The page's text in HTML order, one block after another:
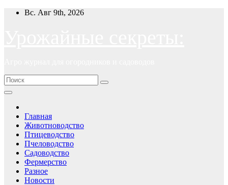
ПерейтиВс. Авг 9th, 2026
Главная
Животноводство
Птицеводство
Пчеловодство
Садоводство
Фермерство
Разное
Новости